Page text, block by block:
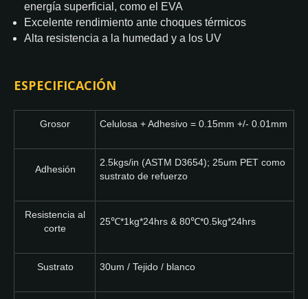
energía superficial, como el EVA
Excelente rendimiento ante choques térmicos
Alta resistencia a la humedad y a los UV
ESPECIFICACIÓN
Grosor Celulosa + Adhesivo = 0.15mm +/- 0.01mm
Adhesión
2.5kgs/in (ASTM D3654); 25um PET como
sustrato de refuerzo
Resistencia al
corte
25℃*1kg*24hrs & 80℃*0.5kg*24hrs
Sustrato 30um / Tejido / blanco